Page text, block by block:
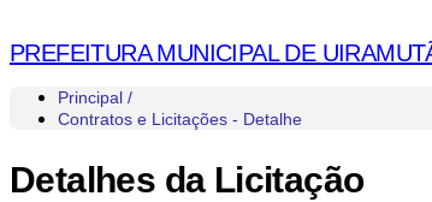
PREFEITURA MUNICIPAL DE
Principal /
Contratos e Licitações - Detalhe
Detalhes da Licitação